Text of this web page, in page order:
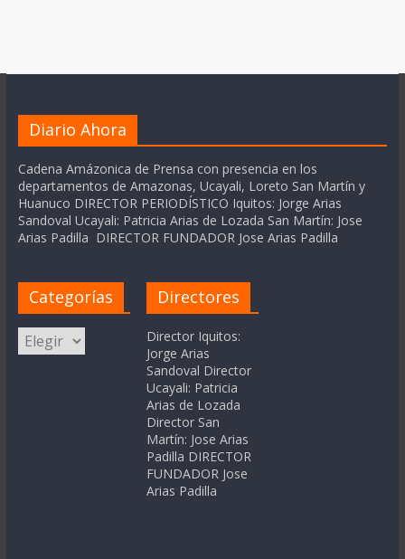
Diario Ahora
Cadena Amázonica de Prensa con presencia en los
departamentos de Amazonas, Ucayali, Loreto San Martín y
Huanuco DIRECTOR PERIODÍSTICO Iquitos: Jorge Arias
Sandoval Ucayali: Patricia Arias de Lozada San Martín: Jose
Arias Padilla DIRECTOR FUNDADOR Jose Arias Padilla
Categorías
Categorías
Directores
Director Iquitos:
Jorge Arias
Sandoval Director
Ucayali: Patricia
Arias de Lozada
Director San
Martín: Jose Arias
Padilla DIRECTOR
FUNDADOR Jose
Arias Padilla